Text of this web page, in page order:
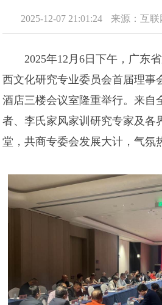
2025-12-07 21:01:24 来源：互联
2025年12月6日下午，广东
西文化研究专业委员会首届理事
酒店三楼会议室隆重举行。来自
者、李氏家风家训研究专家及各
堂，共商专委会发展大计，气氛